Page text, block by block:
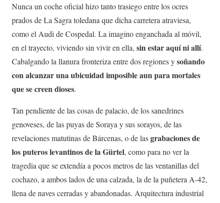
Nunca un coche oficial hizo tanto trasiego entre los ocres
prados de La Sagra toledana que dicha carretera atraviesa,
como el Audi de Cospedal. La imagino enganchada al móvil,
en el trayecto, viviendo sin vivir en ella, sin estar aquí ni allí.
Cabalgando la llanura fronteriza entre dos regiones ysoñando
con alcanzar una ubicuidad imposible aun para mortales
que se creen dioses.
Tan pendiente de las cosas de palacio, de los sanedrines
genoveses, de las puyas de Soraya y sus sorayos, de las
revelaciones matutinas de Bárcenas, o de lasgrabaciones de
los puteros levantinos de la Gürtel, como para no ver la
tragedia que se extendía a pocos metros de las ventanillas del
cochazo, a ambos lados de una calzada, la de la puñetera A-42,
llena de naves cerradas y abandonadas. Arquitectura industrial